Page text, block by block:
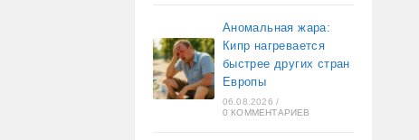
Аномальная жара:
Кипр нагревается
быстрее других стран
Европы
06.08.2026 /
0 КОММЕНТАРИЕВ